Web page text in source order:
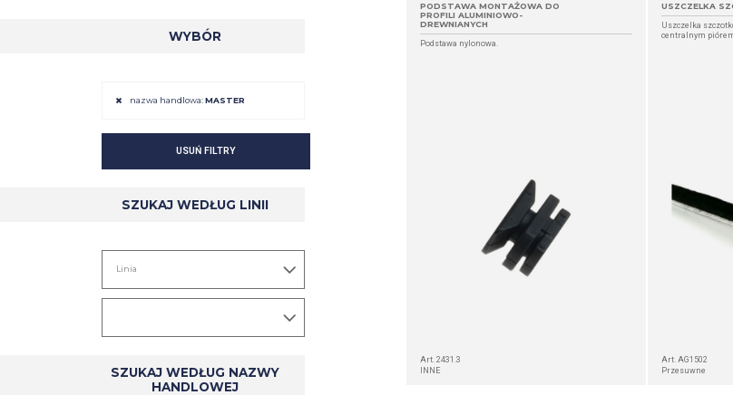
WYBÓR
nazwa handlowa:MASTER
USUŃ FILTRY
SZUKAJ WEDŁUG LINII
SZUKAJ WEDŁUG NAZWY
HANDLOWEJ
PODSTAWA MONTAŻOWA DO
PROFILI ALUMINIOWO-
DREWNIANYCH
Podstawa nylonowa.
Art. 2431.3
INNE
USZCZELKA
Uszczelka
centralnym
Art. AG1502
Przesuwne